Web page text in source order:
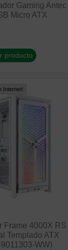
Gaming Antec
Micro ATX
producto
Internet!
Frame 4000X RS
Templado ATX
WW)